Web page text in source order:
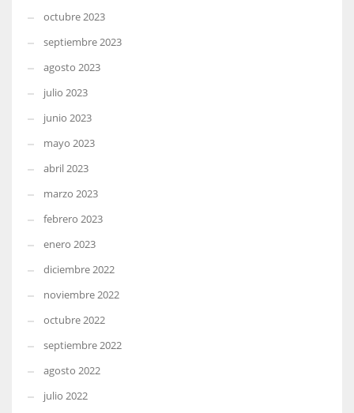
octubre 2023
septiembre 2023
agosto 2023
julio 2023
junio 2023
mayo 2023
abril 2023
marzo 2023
febrero 2023
enero 2023
diciembre 2022
noviembre 2022
octubre 2022
septiembre 2022
agosto 2022
julio 2022